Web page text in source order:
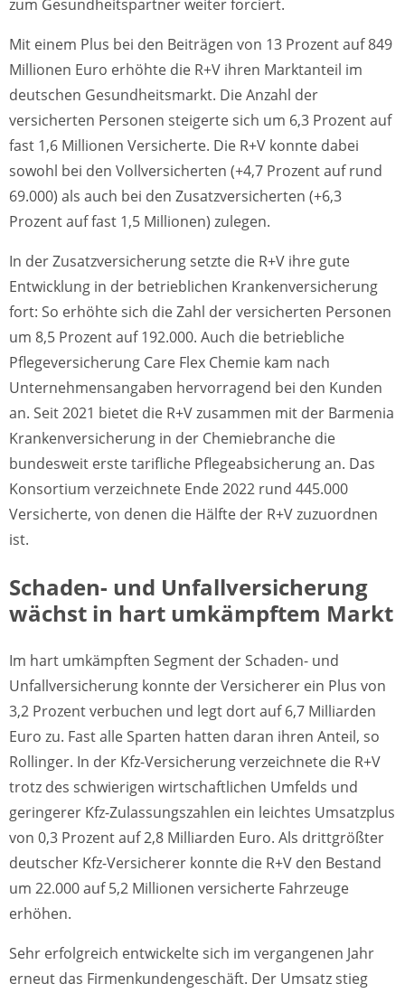
zum Gesundheitspartner weiter forciert.
Mit einem Plus bei den Beiträgen von 13 Prozent auf 849
Millionen Euro erhöhte die R+V ihren Marktanteil im
deutschen Gesundheitsmarkt. Die Anzahl der
versicherten Personen steigerte sich um 6,3 Prozent auf
fast 1,6 Millionen Versicherte. Die R+V konnte dabei
sowohl bei den Vollversicherten (+4,7 Prozent auf rund
69.000) als auch bei den Zusatzversicherten (+6,3
Prozent auf fast 1,5 Millionen) zulegen.
In der Zusatzversicherung setzte die R+V ihre gute
Entwicklung in der betrieblichen Krankenversicherung
fort: So erhöhte sich die Zahl der versicherten Personen
um 8,5 Prozent auf 192.000. Auch die betriebliche
Pflegeversicherung Care Flex Chemie kam nach
Unternehmensangaben hervorragend bei den Kunden
an. Seit 2021 bietet die R+V zusammen mit der Barmenia
Krankenversicherung in der Chemiebranche die
bundesweit erste tarifliche Pflegeabsicherung an. Das
Konsortium verzeichnete Ende 2022 rund 445.000
Versicherte, von denen die Hälfte der R+V zuzuordnen
ist.
Schaden- und Unfallversicherung
wächst in hart umkämpftem Markt
Im hart umkämpften Segment der Schaden- und
Unfallversicherung konnte der Versicherer ein Plus von
3,2 Prozent verbuchen und legt dort auf 6,7 Milliarden
Euro zu. Fast alle Sparten hatten daran ihren Anteil, so
Rollinger. In der Kfz-Versicherung verzeichnete die R+V
trotz des schwierigen wirtschaftlichen Umfelds und
geringerer Kfz-Zulassungszahlen ein leichtes Umsatzplus
von 0,3 Prozent auf 2,8 Milliarden Euro. Als drittgrößter
deutscher Kfz-Versicherer konnte die R+V den Bestand
um 22.000 auf 5,2 Millionen versicherte Fahrzeuge
erhöhen.
Sehr erfolgreich entwickelte sich im vergangenen Jahr
erneut das Firmenkundengeschäft. Der Umsatz stieg